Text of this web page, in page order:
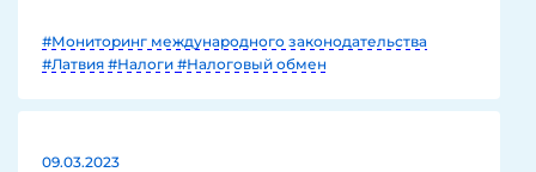
#Мониторинг международного законодательства
#Латвия #Налоги #Налоговый обмен
09.03.2023